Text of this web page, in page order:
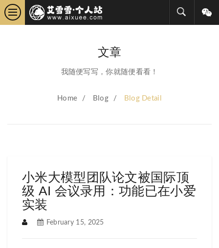
Escher5521
文章
我随便写写，你就随便看看！
Home / Blog / Blog Detail
小米大模型团队论文被国际顶
级 AI 会议录用：功能已在小爱
实装
February 15, 2025